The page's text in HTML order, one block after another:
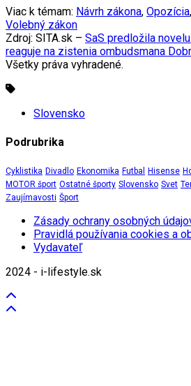
Viac k témam: Návrh zákona, Opozícia,
Volebný zákon
Zdroj: SITA.sk – SaS predložila
reaguje na zistenia ombudsmana
Všetky práva vyhradené.
Slovensko
Podrubrika
Cyklistika Divadlo Ekonomika Futbal Hisense
MOTOR šport Ostatné športy Slovensko Svet
Zaujímavosti Šport
Zásady ochrany osobných
Pravidlá používania cookies a
Vydavateľ
2024 - i-lifestyle.sk